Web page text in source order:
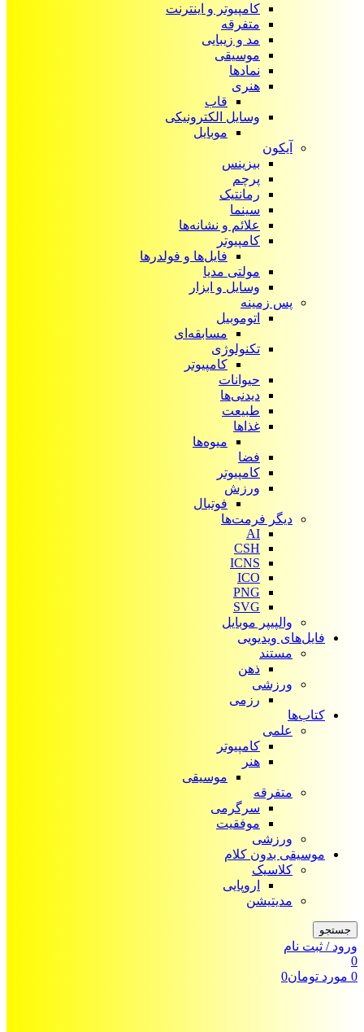
کامپیوتر و اینترنت
متفرقه
مد و زیبایی
موسیقی
نمادها
هنری
قاب
وسایل الکترونیکی
موبایل
آیکون‌
بیزینس
پرچم
رمانتیک
سینما
علائم و نشانه‌ها
کامپیوتر
فایل‌ها و فولدرها
مولتی مدیا
وسایل و ابزار
پس زمینه
اتوموبیل
مسابقه‌ای
تکنولوژی
کامپیوتر
حیوانات
دیدنی‌ها
طبیعت
غذاها
میوه‌ها
فضا
کامپیوتر
ورزش
فوتبال
دیگر فرمت‌ها
AI
CSH
ICNS
ICO
PNG
SVG
والپیپر موبایل
فایل‌های ویدیویی
مستند
ذهن
ورزشی
رزمی
کتاب‌ها
علمی
کامپیوتر
هنر
موسیقی
متفرقه
سرگرمی
موفقیت
ورزشی
موسیقی بدون کلام
کلاسیک
اروپایی
مدیتیشن
جستجو
ورود / ثبت نام
0
0 مورد تومان0